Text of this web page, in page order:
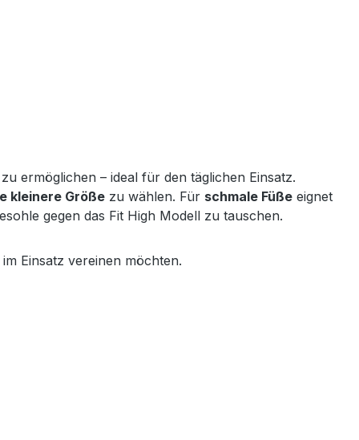
zu ermöglichen – ideal für den täglichen Einsatz.
kleinere Größe zu wählen. Für schmale Füße eignet
gegen das Fit High Modell zu tauschen.
im Einsatz vereinen möchten.